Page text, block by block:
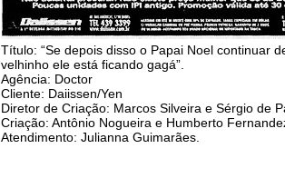
Título: “Se depois disso o Papai Noel continuar
velhinho ele está ficando gagá”.
Agência: Doctor
Cliente: Daiissen/Yen
Diretor de Criação: Marcos Silveira e Sérgio de
Criação: Antônio Nogueira e Humberto
Atendimento: Julianna Guimarães.